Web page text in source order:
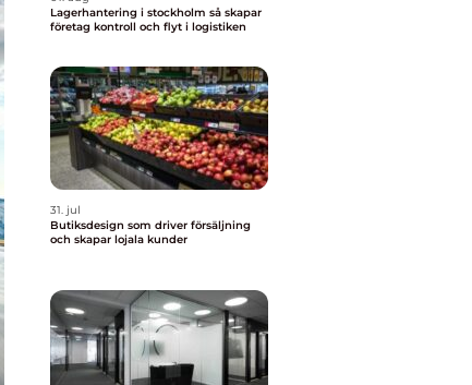
Lagerhantering i stockholm så skapar
företag kontroll och flyt i logistiken
31. jul
Butiksdesign som driver försäljning
och skapar lojala kunder